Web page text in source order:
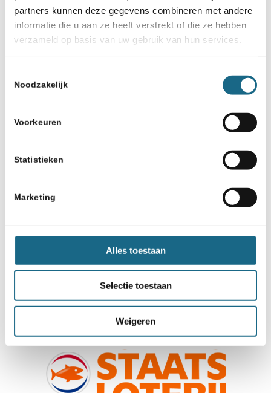
partners kunnen deze gegevens combineren met andere
informatie die u aan ze heeft verstrekt of die ze hebben
verzameld op basis van uw gebruik van hun services.
Noodzakelijk
Voorkeuren
Statistieken
Marketing
Alles toestaan
Selectie toestaan
Weigeren